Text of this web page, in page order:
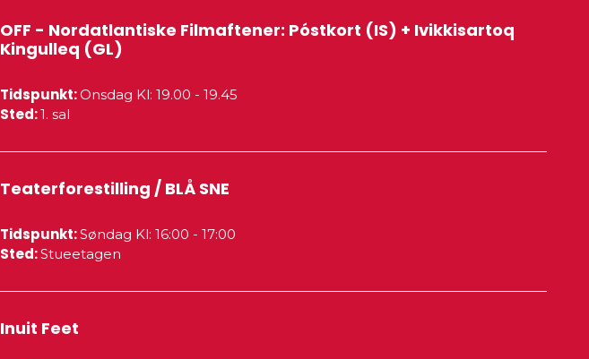
OFF - Nordatlantiske Filmaftener: Póstkort (IS) + Ivikkisartoq
Kingulleq (GL)
Tidspunkt:Onsdag Kl: 19.00 - 19.45
Sted:1. sal
Teaterforestilling / BLÅ SNE
Tidspunkt:Søndag Kl: 16:00 - 17:00
Sted:Stueetagen
Inuit Feet